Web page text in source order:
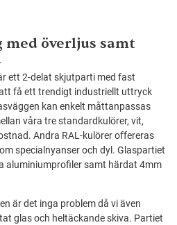
med överljus samt
ett 2-delat skjutparti med fast
få ett trendigt industriellt uttryck
kan enkelt måttanpassas
våra tre standardkulörer, vit,
Andra RAL-kulörer offereras
specialnyanser och dyl. Glaspartiet
aluminiumprofiler samt härdat 4mm
är det inga problem då vi även
glas och heltäckande skiva. Partiet